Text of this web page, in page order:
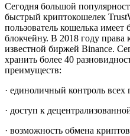
Сегодня большой
быстрый криптокошелек
пользователь кошелька
блокчейну. В 2018 году
известной биржей Binance.
хранить более 40
преимуществ:
· единоличный контроль
· доступ к
· возможность обмена